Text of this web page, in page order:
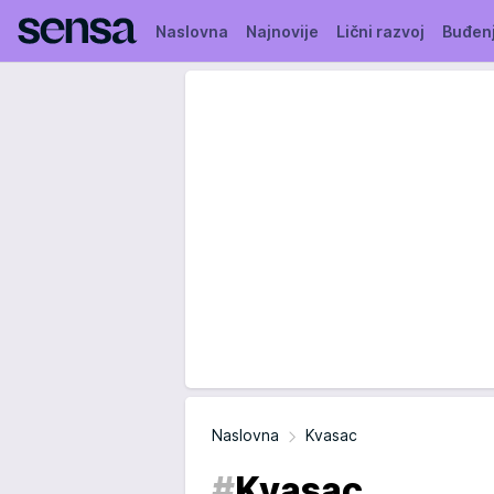
Naslovna Najnovije Lični razvoj
Naslovna Kvasac